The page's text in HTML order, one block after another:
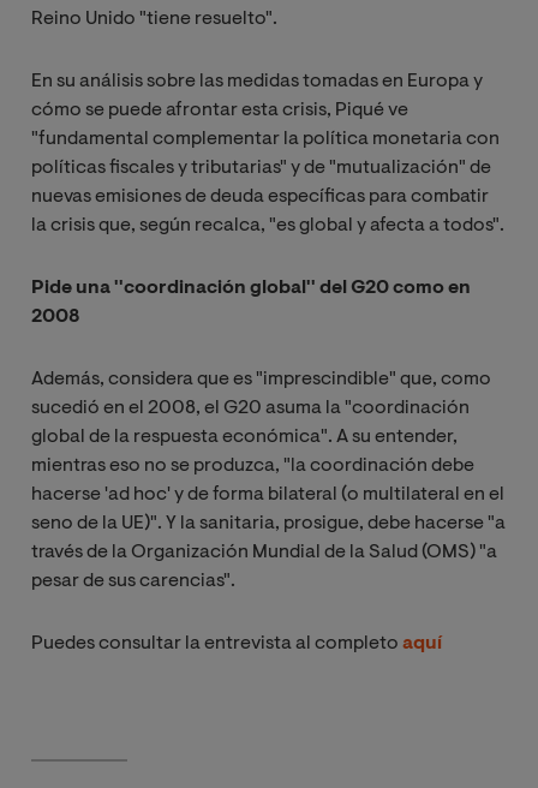
Reino Unido "tiene resuelto".
En su análisis sobre las medidas tomadas en Europa y
cómo se puede afrontar esta crisis, Piqué ve
"fundamental complementar la política monetaria con
políticas fiscales y tributarias" y de "mutualización" de
nuevas emisiones de deuda específicas para combatir
la crisis que, según recalca, "es global y afecta a todos".
Pide una ''coordinación global'' del G20 como en
2008
Además, considera que es "imprescindible" que, como
sucedió en el 2008, el G20 asuma la "coordinación
global de la respuesta económica". A su entender,
mientras eso no se produzca, "la coordinación debe
hacerse 'ad hoc' y de forma bilateral (o multilateral en el
seno de la UE)". Y la sanitaria, prosigue, debe hacerse "a
través de la Organización Mundial de la Salud (OMS) "a
pesar de sus carencias".
Puedes consultar la entrevista al completo aquí